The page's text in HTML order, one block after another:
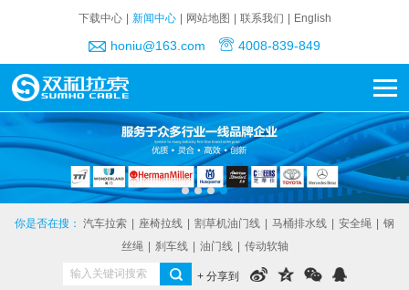
下载中心 新闻中心 网站地图 联系我们 English
honiu@163.com 4008-839-849
你是否在搜： 汽车拉索 座椅拉线 割草机油门线 马桶排水线 安全绳
钢
丝绳
刹车线 油门线 传动软轴
+ 分享到